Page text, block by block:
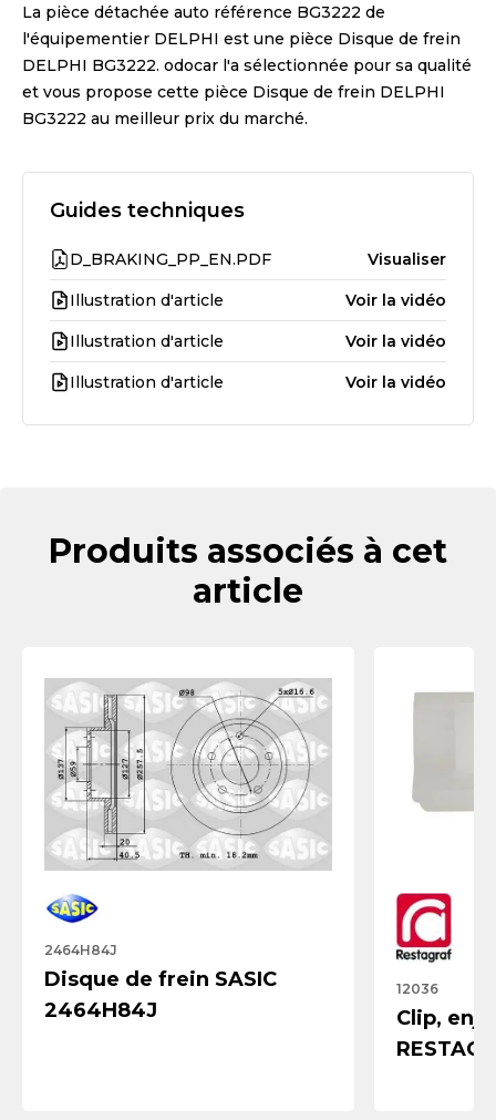
La pièce détachée auto référence BG3222 de
l'équipementier DELPHI est une pièce Disque de frein
DELPHI BG3222. odocar l'a sélectionnée pour sa qualité
et vous propose cette pièce Disque de frein DELPHI
BG3222 au meilleur prix du marché.
Guides techniques
D_BRAKING_PP_EN.PDF Visualiser
Illustration d'article Voir la vidéo
Illustration d'article Voir la vidéo
Illustration d'article Voir la vidéo
Produits associés à cet
article
2464H84J
Disque de frein SASIC
2464H84J
12036
Clip,